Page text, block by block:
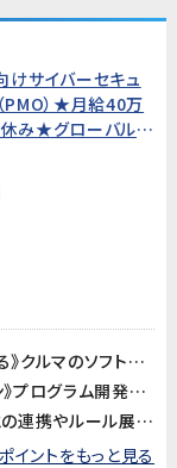
けサイバーセキュ
PMO）★月給40万
み★グローバル経
《自動車業界で急成長中の分野に携われる》クルマのソフトウェア化が進む中、製品サイバーセキュリティは今最も注目される技術領域のひとつ。業界の最前線で、将来性の高い専門知識を身につけることができます。
《開発全体を見渡す上流工程のポジション》プログラム開発や設計ではなく、「プロジェクトが正しく進んでいるか」を確認・調整する推進役。PMOやプロジェクトリーダーを目指したい方に最適な環境です。
《グローバルな経験が積める》海外拠点との連携やルール展開など、国際的な業務に携われます。英語力は不問ですが、グローバルな視点を持った仕事を経験したい方にぴったりです。
イントをもっと見る